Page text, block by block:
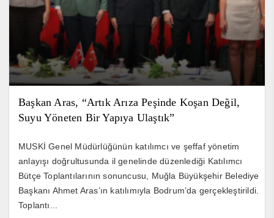
Başkan Aras, “Artık Arıza Peşinde Koşan Değil,
Suyu Yöneten Bir Yapıya Ulaştık”
MUSKİ Genel Müdürlüğünün katılımcı ve şeffaf yönetim
anlayışı doğrultusunda il genelinde düzenlediği Katılımcı
Bütçe Toplantılarının sonuncusu, Muğla Büyükşehir Belediye
Başkanı Ahmet Aras’ın katılımıyla Bodrum’da gerçekleştirildi.
Toplantı...